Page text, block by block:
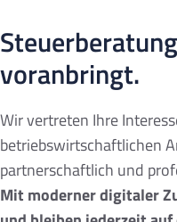
voranbringt.
Wir vertreten Ihre
betriebswirtschaftlichen
partnerschaftlich und
Mit moderner digitaler